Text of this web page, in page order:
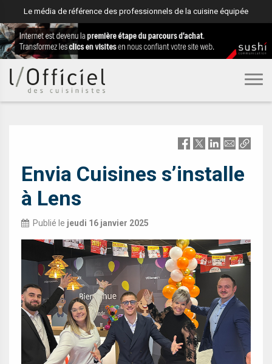
Le média de référence des professionnels de la cuisine équipée
Envia Cuisines s’installe
à Lens
Publié le jeudi 16 janvier 2025